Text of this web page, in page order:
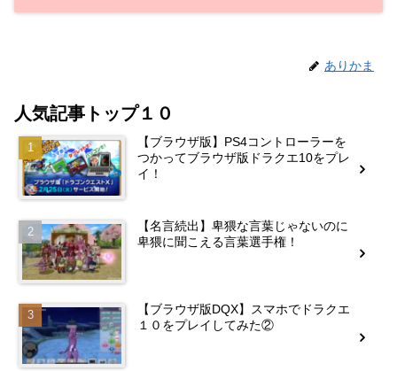
ありかま
人気記事トップ１０
【ブラウザ版】PS4コントローラーを
つかってブラウザ版ドラクエ10をプレ
イ！
【名言続出】卑猥な言葉じゃないのに
卑猥に聞こえる言葉選手権！
【ブラウザ版DQX】スマホでドラクエ
１０をプレイしてみた②